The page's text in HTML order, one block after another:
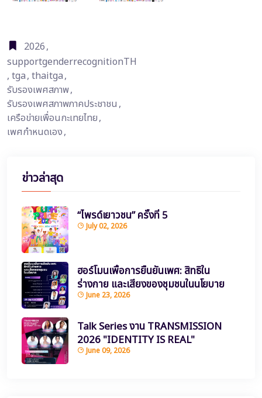
2026,
supportgenderrecognitionTH
, tga, thaitga,
รับรองเพศสภาพ,
รับรองเพศสภาพภาคประชาชน,
เครือข่ายเพื่อนกะเทยไทย,
เพศกำหนดเอง,
ข่าวล่าสุด
“ไพรด์เยาวชน” ครั้งที่ 5
July 02, 2026
ฮอร์โมนเพื่อการยืนยันเพศ: สิทธิใน
ร่างกาย และเสียงของชุมชนในนโยบาย
June 23, 2026
Talk Series งาน TRANSMISSION
2026 "IDENTITY IS REAL"
June 09, 2026